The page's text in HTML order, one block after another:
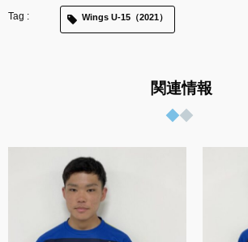
Wings U-15（2021）
関連情報